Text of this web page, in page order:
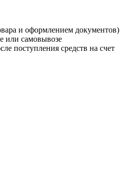
и оформлением документов)
или самовывозе
поступления средств на счет